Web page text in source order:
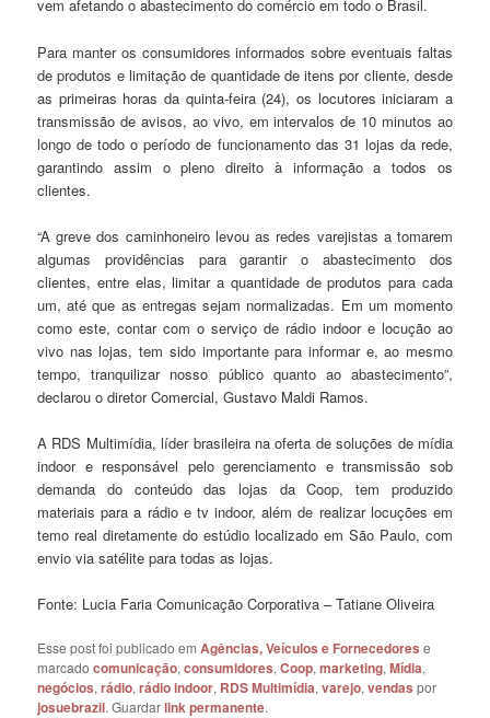
vem afetando o abastecimento do comércio em todo o Brasil.
Para manter os consumidores informados sobre eventuais faltas
de produtos e limitação de quantidade de itens por cliente, desde
as primeiras horas da quinta-feira (24), os locutores iniciaram a
transmissão de avisos, ao vivo, em intervalos de 10 minutos ao
longo de todo o período de funcionamento das 31 lojas da rede,
garantindo assim o pleno direito à informação a todos os
clientes.
“A greve dos caminhoneiro levou as redes varejistas a tomarem
algumas providências para garantir o abastecimento dos
clientes, entre elas, limitar a quantidade de produtos para cada
um, até que as entregas sejam normalizadas. Em um momento
como este, contar com o serviço de rádio indoor e locução ao
vivo nas lojas, tem sido importante para informar e, ao mesmo
tempo, tranquilizar nosso público quanto ao abastecimento”,
declarou o diretor Comercial, Gustavo Maldi Ramos.
A RDS Multimídia, líder brasileira na oferta de soluções de mídia
indoor e responsável pelo gerenciamento e transmissão sob
demanda do conteúdo das lojas da Coop, tem produzido
materiais para a rádio e tv indoor, além de realizar locuções em
temo real diretamente do estúdio localizado em São Paulo, com
envio via satélite para todas as lojas.
Fonte: Lucia Faria Comunicação Corporativa – Tatiane Oliveira
Esse post foi publicado emAgências, Veículos e Fornecedores e
marcadocomunicação,consumidores,Coop,marketing,Mídia,
negócios,rádio,rádio indoor, RDS Multimídia,varejo,vendas por
josuebrazil. Guardarlink permanente.